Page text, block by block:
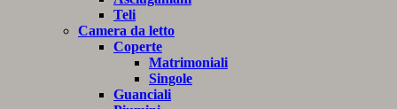
Teli
Camera da letto
Coperte
Matrimoniali
Singole
Guanciali